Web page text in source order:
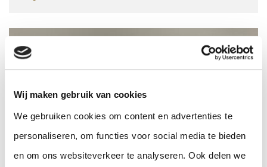
Wij maken gebruik van cookies
We gebruiken cookies om content en advertenties te
personaliseren, om functies voor social media te bieden
en om ons websiteverkeer te analyseren. Ook delen we